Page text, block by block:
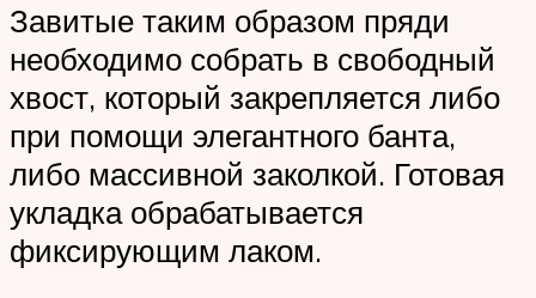
Завитые таким образом пряди
необходимо собрать в свободный
хвост, который закрепляется либо
при помощи элегантного банта,
либо массивной заколкой. Готовая
укладка обрабатывается
фиксирующим лаком.